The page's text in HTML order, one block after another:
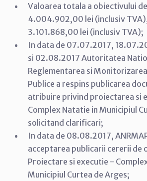
Valoarea totala a obiectivului
4.004.902,00 lei (inclusiv
3.101.868,00 lei (inclusiv TVA);
In data de 07.07.2017,
si 02.08.2017 Autoritatea
Reglementarea si
Publice a respins publicarea
atribuire privind proiectarea si
Complex Natatie in Municipiul
solicitand clarificari;
In data de 08.08.2017,
acceptarea publicarii cererii de
Proiectare si executie -
Municipiul Curtea de Arges;